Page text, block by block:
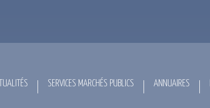
SERVICES MARCHÉS PUBLICS ANNUAIRES